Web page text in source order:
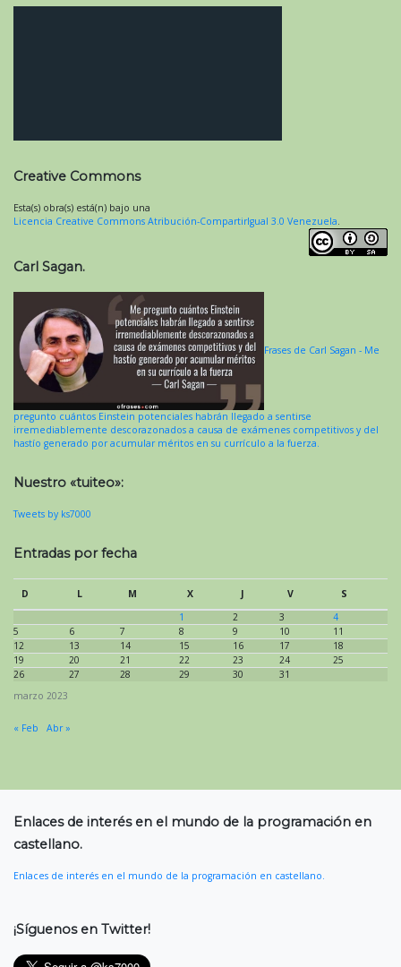
Creative Commons
Esta(s) obra(s) está(n) bajo una
Licencia Creative Commons Atribución-CompartirIgual 3.0 Venezuela.
Carl Sagan.
Frases de Carl Sagan - Me
pregunto cuántos Einstein potenciales habrán llegado a sentirse
irremediablemente descorazonados a causa de exámenes competitivos y del
hastío generado por acumular méritos en su currículo a la fuerza.
Nuestro «tuiteo»:
Tweets by ks7000
Entradas por fecha
marzo 2023
D L M X J V
S
1
2 3
4
5
6 7 8 9 10
11
12
13 14 15 16 17
18
19
20 21 22 23 24
25
26
27 28 29 30 31
« Feb Abr »
Enlaces de interés en el mundo de la programación en
castellano.
Enlaces de interés en el mundo de la programación en castellano.
¡Síguenos en Twitter!